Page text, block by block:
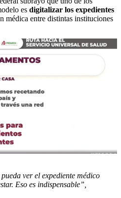
es digitalizar los expedientes
médica entre distintas instituciones
ver el expediente médico
Eso es indispensable”,